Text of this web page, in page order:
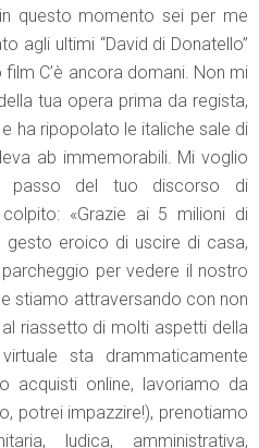
questo momento sei per me
agli ultimi “David di Donatello”
C’è ancora domani. Non mi
tua opera prima da regista,
ha ripopolato le italiche sale di
ab immemorabili. Mi voglio
passo del tuo discorso di
«Grazie ai 5 milioni di
eroico di uscire di casa,
per vedere il nostro
stiamo attraversando con non
riassetto di molti aspetti della
sta drammaticamente
acquisti online, lavoriamo da
potrei impazzire!), prenotiamo
ludica, amministrativa,